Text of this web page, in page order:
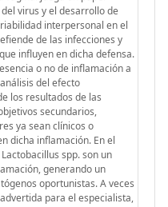
virus y el desarrollo de
interpersonal en el
de las infecciones y
influyen en dicha defensa.
o no de inflamación a
del efecto
los resultados de las
secundarios,
ya sean clínicos o
dicha inflamación. En el
spp. son un
generando un
oportunistas. A veces
para el especialista,